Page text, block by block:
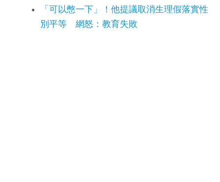
「可以憋一下」！他提議取消生理假落實性
別平等 網怒：教育失敗